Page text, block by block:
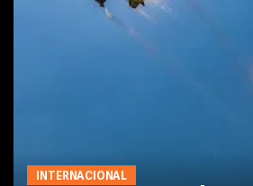
INTERNACIONAL